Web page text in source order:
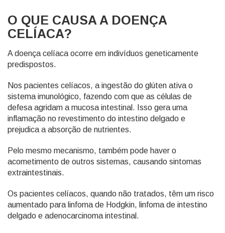
O QUE CAUSA A DOENÇA
CELÍACA?
A doença celíaca ocorre em indivíduos geneticamente
predispostos.
Nos pacientes celíacos, a ingestão do glúten ativa o
sistema imunológico, fazendo com que as células de
defesa agridam a mucosa intestinal. Isso gera uma
inflamação no revestimento do intestino delgado e
prejudica a absorção de nutrientes.
Pelo mesmo mecanismo, também pode haver o
acometimento de outros sistemas, causando sintomas
extraintestinais.
Os pacientes celíacos, quando não tratados, têm um risco
aumentado para linfoma de Hodgkin, linfoma de intestino
delgado e adenocarcinoma intestinal.